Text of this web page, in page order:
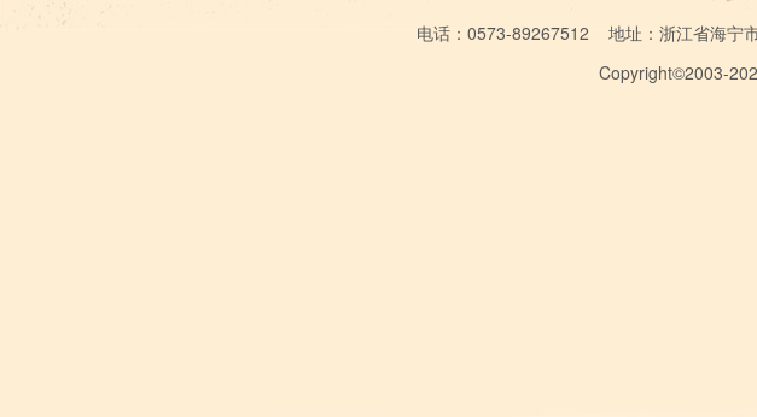
电话：0573-89267512 地址：浙江省海宁
Copyright©2003-